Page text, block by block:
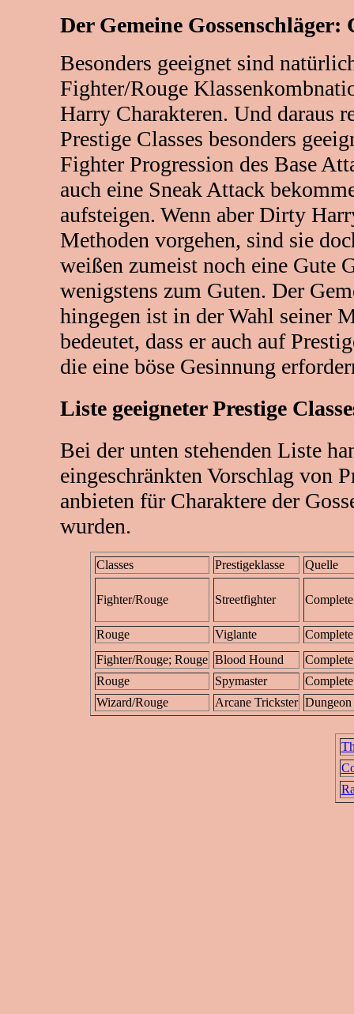
Der Gemeine Gossenschläger:
Besonders geeignet sind
Fighter/Rouge
Harry Charakteren. Und daraus
Prestige Classes besonders
Fighter Progression des Base
auch eine Sneak Attack
aufsteigen. Wenn aber Dirty
Methoden vorgehen, sind sie
weißen zumeist noch eine Gute
wenigstens zum Guten. Der
hingegen ist in der Wahl seiner
bedeutet, dass er auch auf
die eine böse Gesinnung
Liste geeigneter Prestige
Bei der unten stehenden Liste
eingeschränkten Vorschlag von
anbieten für Charaktere der
wurden.
Classes Prestigeklasse Quelle
Fighter/Rouge Streetfighter
Rouge Viglante
Fighter/Rouge; Rouge Blood Hound
Rouge
Spymaster
Wizard/Rouge
Arcane Trickster